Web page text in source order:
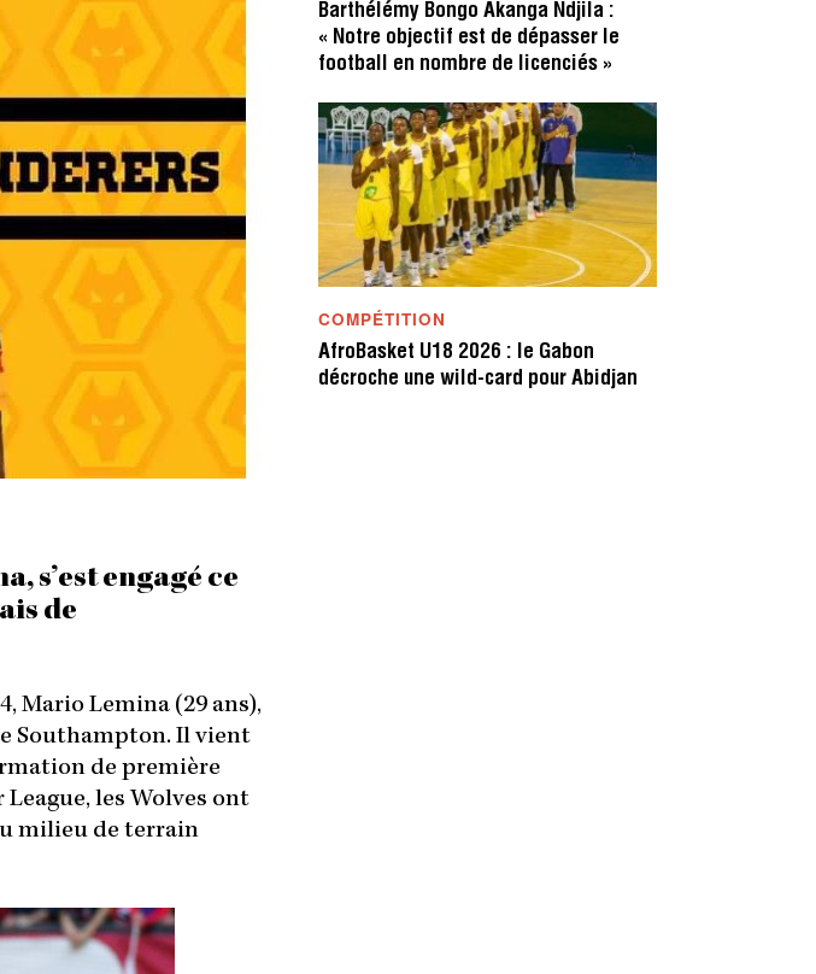
1
5
J
A
N
V
I
I
N
s’est engagé ce
de
Mario Lemina (29 ans),
Southampton. Il vient
de première
les Wolves ont
milieu de terrain
Barthélémy Bongo Akanga Ndjila :
« Notre objectif est de dépasser le
football en nombre de licenciés »
COMPÉTITION
AfroBasket U18 2026 : le Gabon
décroche une wild-card pour Abidjan